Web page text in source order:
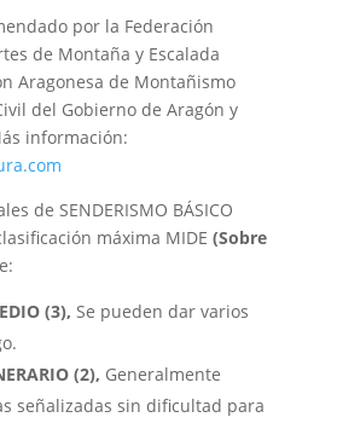
por la Federación
de Montaña y Escalada
Aragonesa de Montañismo
del Gobierno de Aragón y
información:
de SENDERISMO BÁSICO
máxima MIDE (Sobre
(3), Se pueden dar varios
(2), Generalmente
señalizadas sin dificultad para